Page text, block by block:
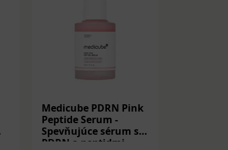
Medicube PDRN Pink
Peptide Serum -
Spevňujúce sérum s
PDRN a peptidmi